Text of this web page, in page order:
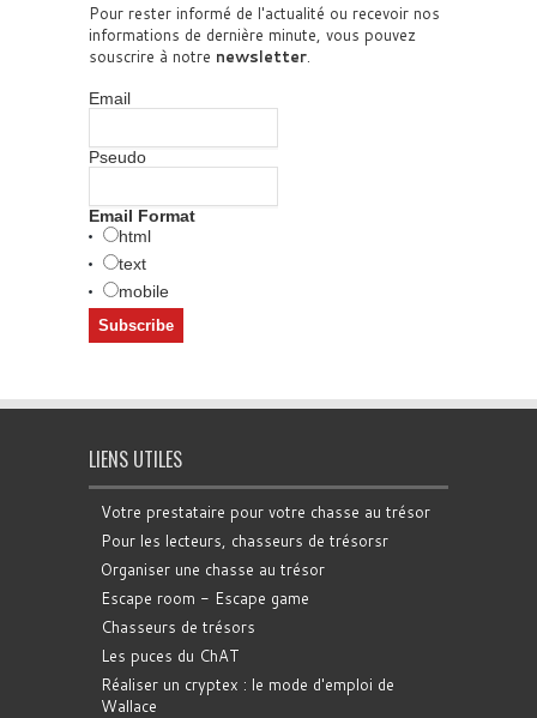
Pour rester informé de l'actualité ou recevoir nos
informations de dernière minute, vous pouvez
souscrire à notre newsletter.
Email
Pseudo
Email Format
html
text
mobile
LIENS UTILES
Votre prestataire pour votre chasse au trésor
Pour les lecteurs, chasseurs de trésorsr
Organiser une chasse au trésor
Escape room - Escape game
Chasseurs de trésors
Les puces du ChAT
Réaliser un cryptex : le mode d'emploi de
Wallace